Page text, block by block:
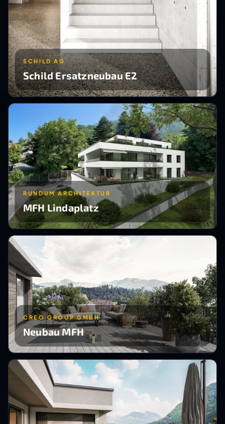
SCHILD AG
Schild Ersatzneubau E2
RUNDUM ARCHITEKTUR
MFH Lindaplatz
CREO GROUP GMBH
Neubau MFH